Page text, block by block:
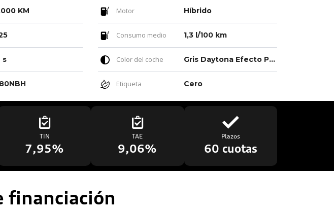
KM Motor Híbrido
Consumo medio 1,3 l/100 km
s Color del coche Gris Daytona Efecto Perla
Etiqueta Cero
TIN
7,95%
TAE
9,06%
Plazos
60 cuotas
financiación